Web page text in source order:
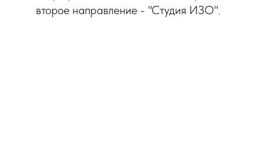
второе направление - "Студия ИЗО".